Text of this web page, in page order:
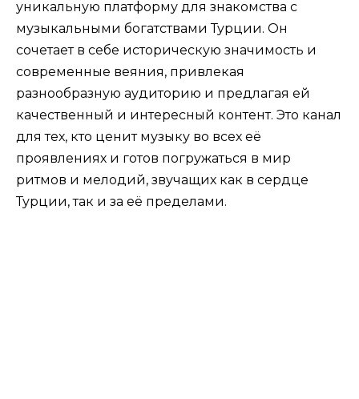
уникальную платформу для знакомства с
музыкальными богатствами Турции. Он
сочетает в себе историческую значимость и
современные веяния, привлекая
разнообразную аудиторию и предлагая ей
качественный и интересный контент. Это канал
для тех, кто ценит музыку во всех её
проявлениях и готов погружаться в мир
ритмов и мелодий, звучащих как в сердце
Турции, так и за её пределами.